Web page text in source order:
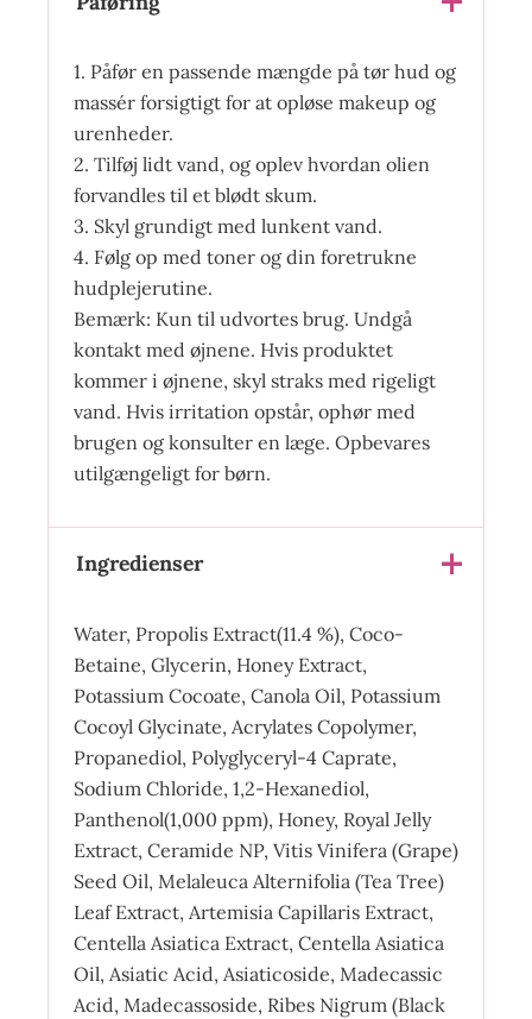
1. Påfør en passende mængde på tør hud og
massér forsigtigt for at opløse makeup og
urenheder.
2. Tilføj lidt vand, og oplev hvordan olien
forvandles til et blødt skum.
3. Skyl grundigt med lunkent vand.
4. Følg op med toner og din foretrukne
hudplejerutine.
Bemærk: Kun til udvortes brug. Undgå
kontakt med øjnene. Hvis produktet
kommer i øjnene, skyl straks med rigeligt
vand. Hvis irritation opstår, ophør med
brugen og konsulter en læge. Opbevares
utilgængeligt for børn.
Ingredienser
Water, Propolis Extract(11.4 %), Coco-
Betaine, Glycerin, Honey Extract,
Potassium Cocoate, Canola Oil, Potassium
Cocoyl Glycinate, Acrylates Copolymer,
Propanediol, Polyglyceryl-4 Caprate,
Sodium Chloride, 1,2-Hexanediol,
Panthenol(1,000 ppm), Honey, Royal Jelly
Extract, Ceramide NP, Vitis Vinifera (Grape)
Seed Oil, Melaleuca Alternifolia (Tea Tree)
Leaf Extract, Artemisia Capillaris Extract,
Centella Asiatica Extract, Centella Asiatica
Oil, Asiatic Acid, Asiaticoside, Madecassic
Acid, Madecassoside, Ribes Nigrum (Black